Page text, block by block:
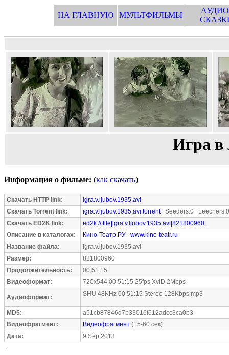
НА ГЛАВНУЮ МУЛЬТФИЛЬМЫ
Игра в
Информация о фильме: (как скачать)
Скачать HTTP link:
igra.v.ljubov.1935.avi
Скачать Torrent link:
igra.v.ljubov.1935.avi.torrentSeeders:0 Leechers:0
Скачать ED2K link:
ed2k://|file|igra.v.ljubov.1935.avi|821800960|
Описание в каталогах:
Кино-Театр.РУ
www.kino-teatr.ru
Название файла:
igra.v.ljubov.1935.avi
Размер:
821800960
Продолжительность:
00:51:15
Видеоформат:
720x544 00:51:15 25fps XviD 2Mbps
Аудиоформат: SHU 48KHz 00:51:15 Stereo 128Kbps mp3
MD5:
a51cb87846d7b33016f612adcc3ca0b3
Видеофрагмент:
Видеофрагмент (15-60 сек)
Дата:
9 Sep 2013